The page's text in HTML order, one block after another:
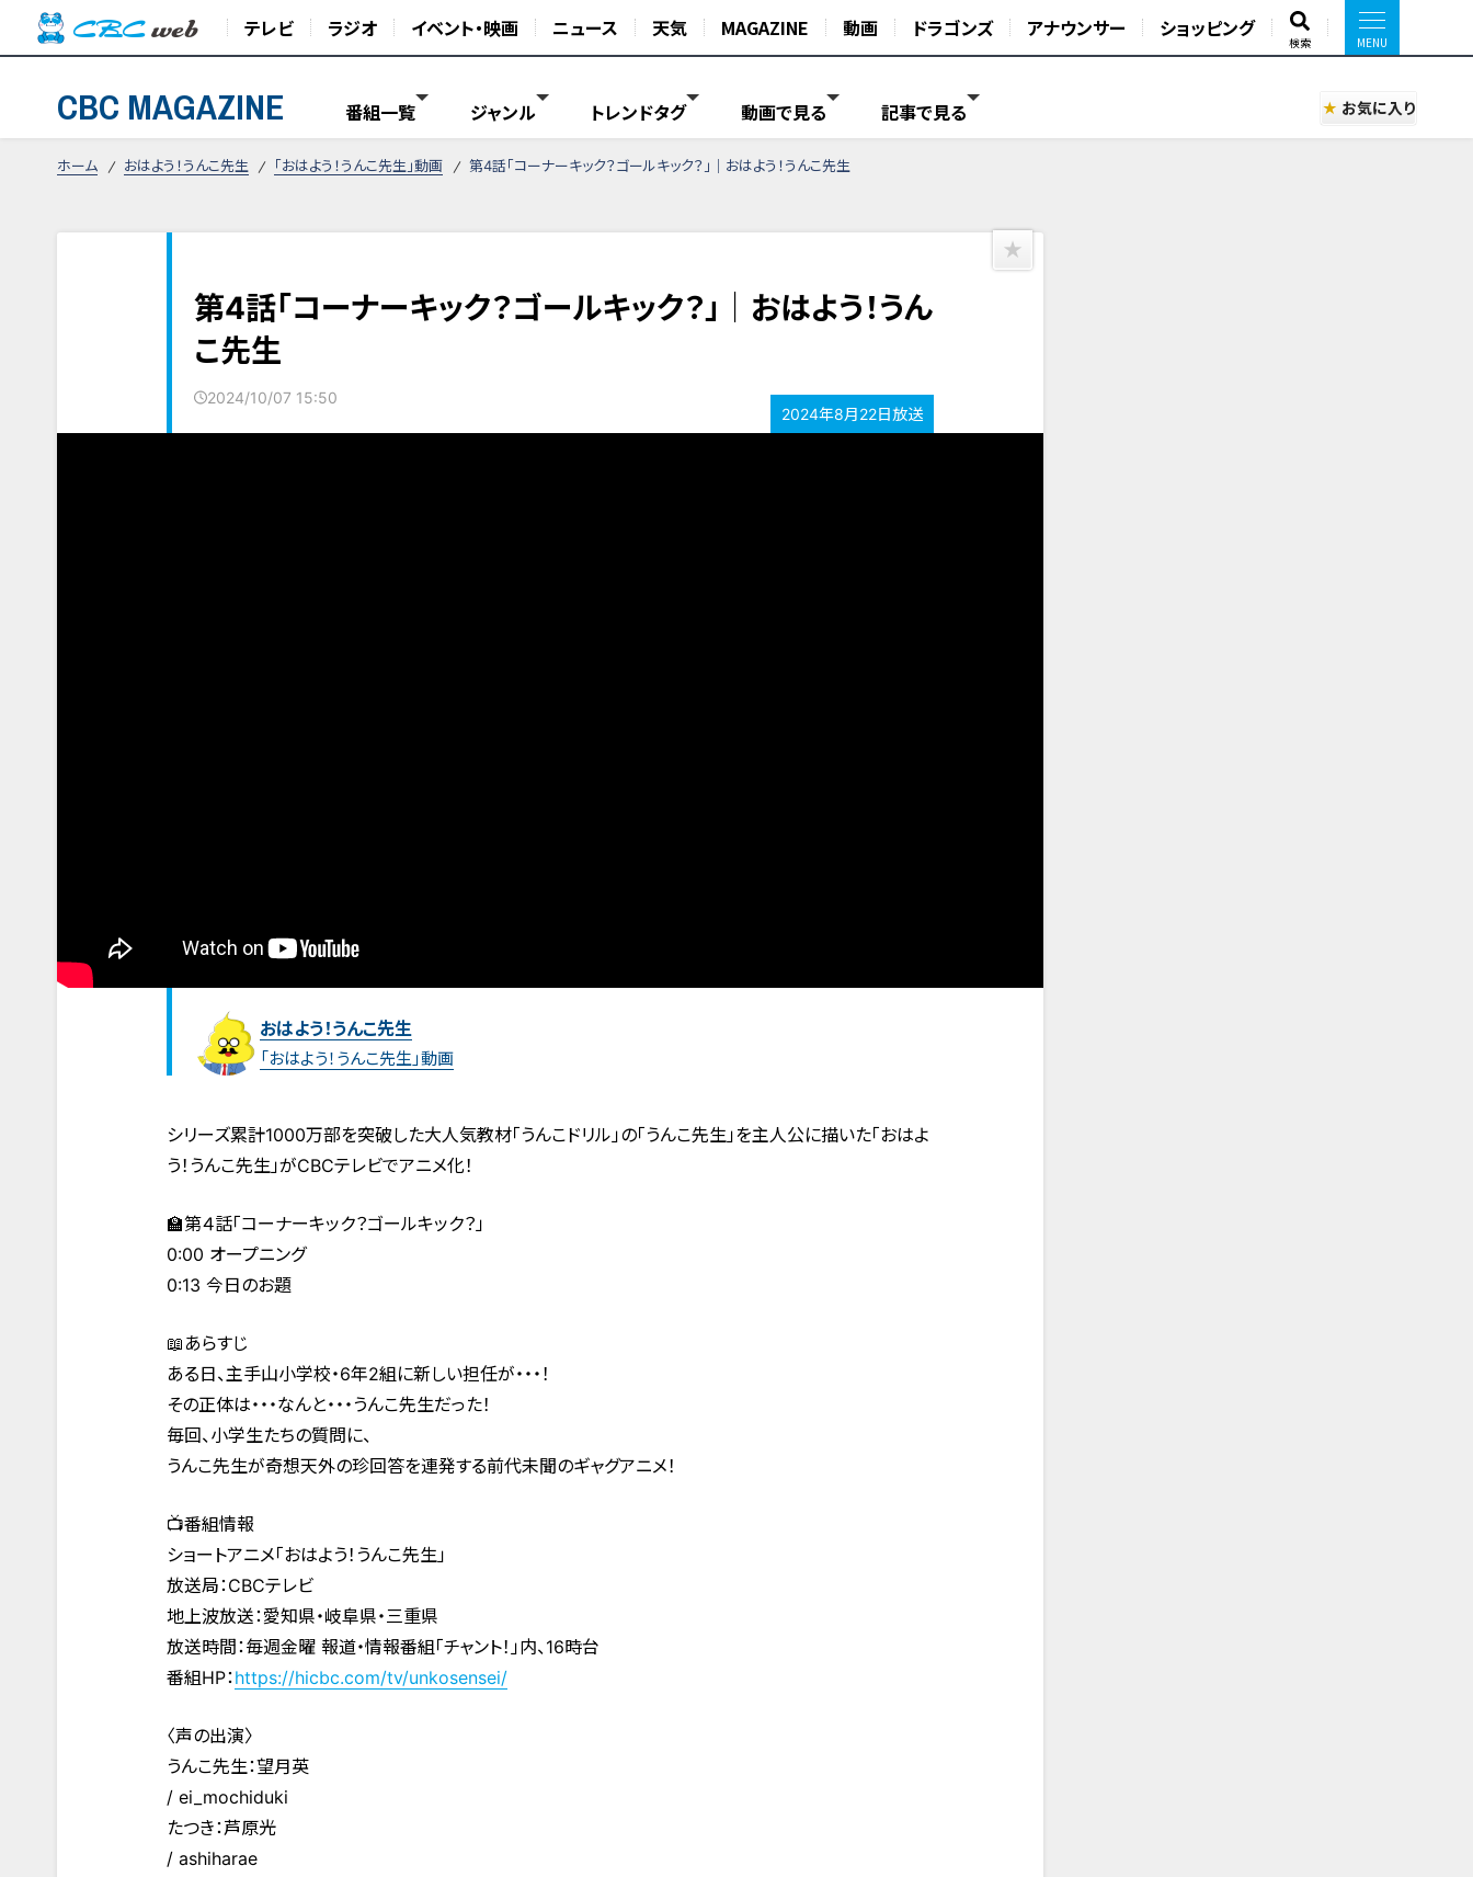
テレビ ラジオ イベント・映画 ニュース 天気 MAGAZINE 動画 ドラゴンズ アナウンサー ショッピング
検索
CBC MAGAZINE 番組一覧 ジャンル トレンドタグ 動画で見る 記事で見る お気に入り
ホーム おはよう！うんこ先生 「おはよう！うんこ先生」動画 第4話「コーナーキック？ゴールキック？」｜おはよう！うんこ先生
第4話「コーナーキック？ゴールキック？」｜おはよう！うん
こ先生
2024/10/07 15:50
2024年8月22日放送
おはよう！うんこ先生
「おはよう！うんこ先生」動画
シリーズ累計1000万部を突破した大人気教材「うんこドリル」の「うんこ先生」を主人公に描いた「おはよ
う！うんこ先生」がCBCテレビでアニメ化！
🏫第４話「コーナーキック？ゴールキック？」
0:00 オープニング
0:13 今日のお題
📖あらすじ
ある日、主手山小学校・6年2組に新しい担任が・・・！
その正体は・・・なんと・・・うんこ先生だった！
毎回、小学生たちの質問に、
うんこ先生が奇想天外の珍回答を連発する前代未聞のギャグアニメ！
📺番組情報
ショートアニメ「おはよう！うんこ先生」
放送局：CBCテレビ
地上波放送：愛知県・岐阜県・三重県
放送時間：毎週金曜 報道・情報番組「チャント！」内、16時台
番組HP：https://hicbc.com/tv/unkosensei/
〈声の出演〉
うんこ先生：望月英
/ ei_mochiduki
たつき：芦原光
/ ashiharae